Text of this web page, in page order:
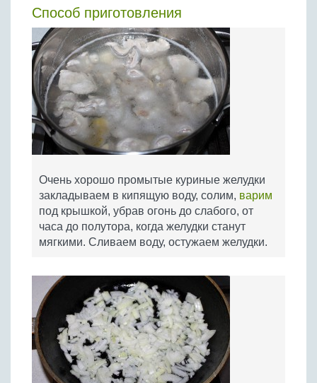
Способ приготовления
Очень хорошо промытые куриные желудки
закладываем в кипящую воду, солим, варим
под крышкой, убрав огонь до слабого, от
часа до полутора, когда желудки станут
мягкими. Сливаем воду, остужаем желудки.